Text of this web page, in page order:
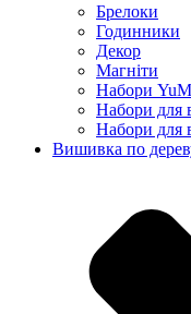
Брелоки
Годинники
Декор
Магніти
Набори
Набори для
Набори для
Вишивка по